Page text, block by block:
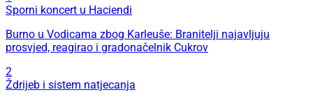
Sporni koncert u Haciendi
Burno u Vodicama zbog Karleuše: Branitelji najavljuju
prosvjed, reagirao i gradonačelnik Cukrov
2
Ždrijeb i sistem natjecanja